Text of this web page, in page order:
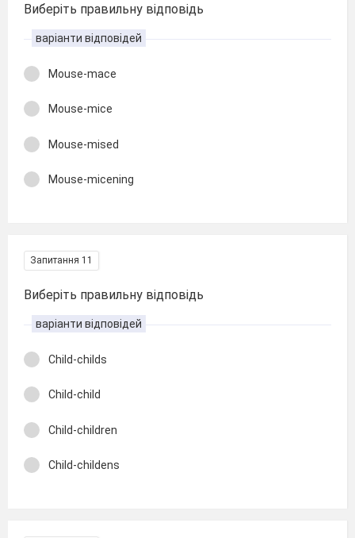
Виберіть правильну відповідь
варіанти відповідей
Mouse-mace
Mouse-mice
Mouse-mised
Mouse-micening
Запитання 11
Виберіть правильну відповідь
варіанти відповідей
Child-childs
Child-child
Child-children
Child-childens